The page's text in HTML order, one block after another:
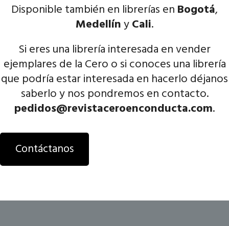
Disponible también en librerías en Bogotá,
MedellínyCali.
Si eres una librería interesada en vender
ejemplares de la Cero o si conoces una librería
que podría estar interesada en hacerlo déjanos
saberlo y nos pondremos en contacto.
pedidos@revistaceroenconducta.com.
Contáctanos